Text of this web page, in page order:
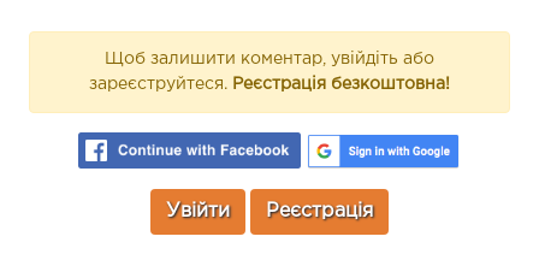
Щоб залишити коментар, увійдіть або
зареєструйтеся. Реєстрація безкоштовна!
Увійти Реєстрація